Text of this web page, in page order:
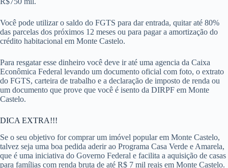
Você pode utilizar o saldo do FGTS para dar entrada, quitar até 80%
das parcelas dos próximos 12 meses ou para pagar a amortização do
crédito habitacional em Monte Castelo.
Para resgatar esse dinheiro você deve ir até uma agencia da Caixa
Econômica Federal levando um documento oficial com foto, o extrato
do FGTS, carteira de trabalho e a declaração de imposto de renda ou
um documento que prove que você é isento da DIRPF em Monte
Castelo.
DICA EXTRA!!!
Se o seu objetivo for comprar um imóvel popular em Monte Castelo,
talvez seja uma boa pedida aderir ao Programa Casa Verde e Amarela,
que é uma iniciativa do Governo Federal e facilita a aquisição de casas
para famílias com renda bruta de até R$ 7 mil reais em Monte Castelo.